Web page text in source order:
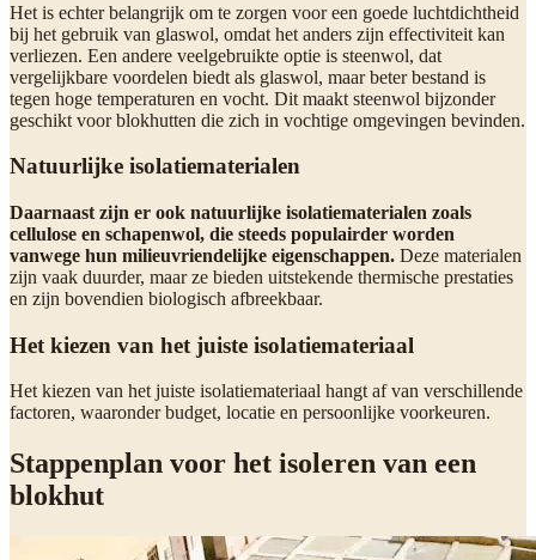
Het is echter belangrijk om te zorgen voor een goede luchtdichtheid
bij het gebruik van glaswol, omdat het anders zijn effectiviteit kan
verliezen. Een andere veelgebruikte optie is steenwol, dat
vergelijkbare voordelen biedt als glaswol, maar beter bestand is
tegen hoge temperaturen en vocht. Dit maakt steenwol bijzonder
geschikt voor blokhutten die zich in vochtige omgevingen bevinden.
Natuurlijke isolatiematerialen
Daarnaast zijn er ook natuurlijke isolatiematerialen zoals
cellulose en schapenwol, die steeds populairder worden
vanwege hun milieuvriendelijke eigenschappen. Deze materialen
zijn vaak duurder, maar ze bieden uitstekende thermische prestaties
en zijn bovendien biologisch afbreekbaar.
Het kiezen van het juiste isolatiemateriaal
Het kiezen van het juiste isolatiemateriaal hangt af van verschillende
factoren, waaronder budget, locatie en persoonlijke voorkeuren.
Stappenplan voor het isoleren van een
blokhut